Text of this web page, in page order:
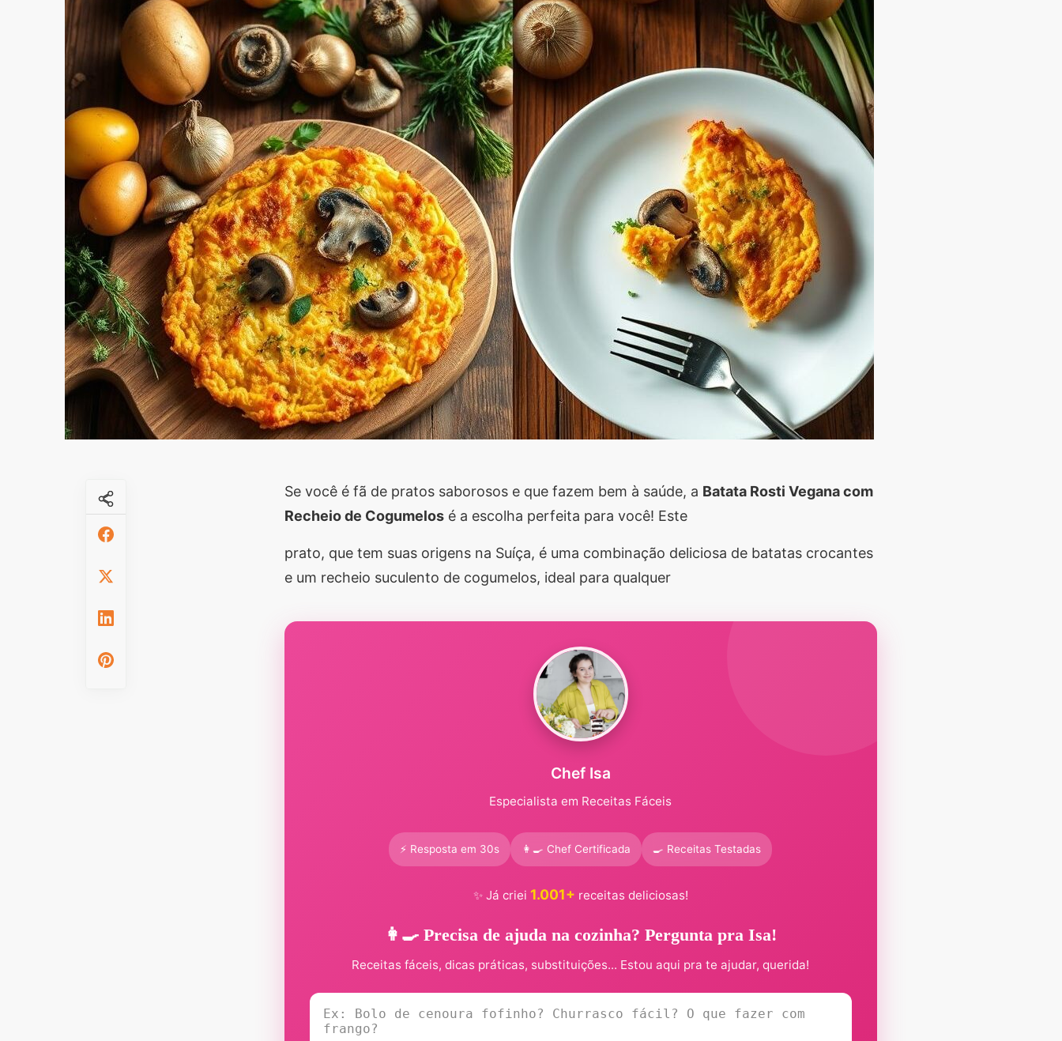
Se você é fã de pratos saborosos e que fazem bem à saúde, a Batata Rosti Vegana com
Recheio de Cogumelosé a escolha perfeita para você! Este
prato, que tem suas origens na Suíça, é uma combinação deliciosa de batatas crocantes
e um recheio suculento de cogumelos, ideal para qualquer
Chef Isa
Especialista em Receitas Fáceis
⚡ Resposta em 30s 👩‍🍳 Chef Certificada 🍳 Receitas Testadas
✨ Já criei 1.001+ receitas deliciosas!
👩‍🍳 Precisa de ajuda na cozinha? Pergunta pra Isa!
Receitas fáceis, dicas práticas, substituições... Estou aqui pra te ajudar, querida!